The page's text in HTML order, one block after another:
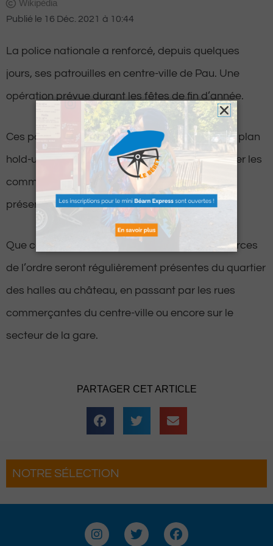
Wikipédia
Publié le 16 Déc. 2021 à 10:44
La police nationale a renforcé, depuis quelques
jours, ses patrouilles en centre-ville de Pau. Une
opération prévue durant les fêtes de fin d’année.
Ces patrouilles se déroulent dans le cadre du « plan
hold-up », un dispositif qui a pour but de rassurer les
commerçants tout en assurant également une
présence auprès des passants.
Que ce soit en VTT, à pied ou en véhicule, les forces
de l’ordre seront régulièrement présentes du quartier
des halles au château, en passant par les rues
commerçantes du centre-ville ou encore sur le
secteur de la gare.
PARTAGER CET ARTICLE
NOTRE SÉLECTION
Hestiv’Òc : Les férias Béarnaises font leur
grand retour à Pau
I
n
T
w
F
a